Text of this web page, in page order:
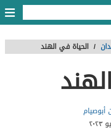
/ الحياة في الهند
أبوصيام